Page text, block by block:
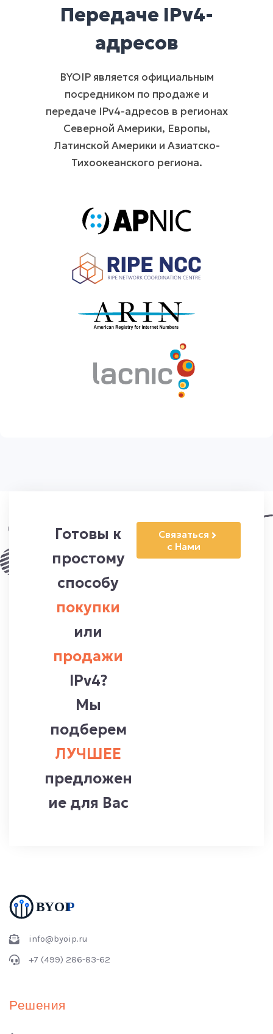
Передаче IPv4-
адресов
BYOIP является официальным
посредником по продаже и
передаче IPv4-адресов в регионах
Северной Америки, Европы,
Латинской Америки и Азиатско-
Тихоокеанского региона.
Готовы к
простому
способу
покупки
или
продажи
IPv4?
Мы
подберем
ЛУЧШЕЕ
предложен
ие для Вас
Cвязаться
с Нами
info@byoip.ru
+7 (499) 286-83-62
Решения